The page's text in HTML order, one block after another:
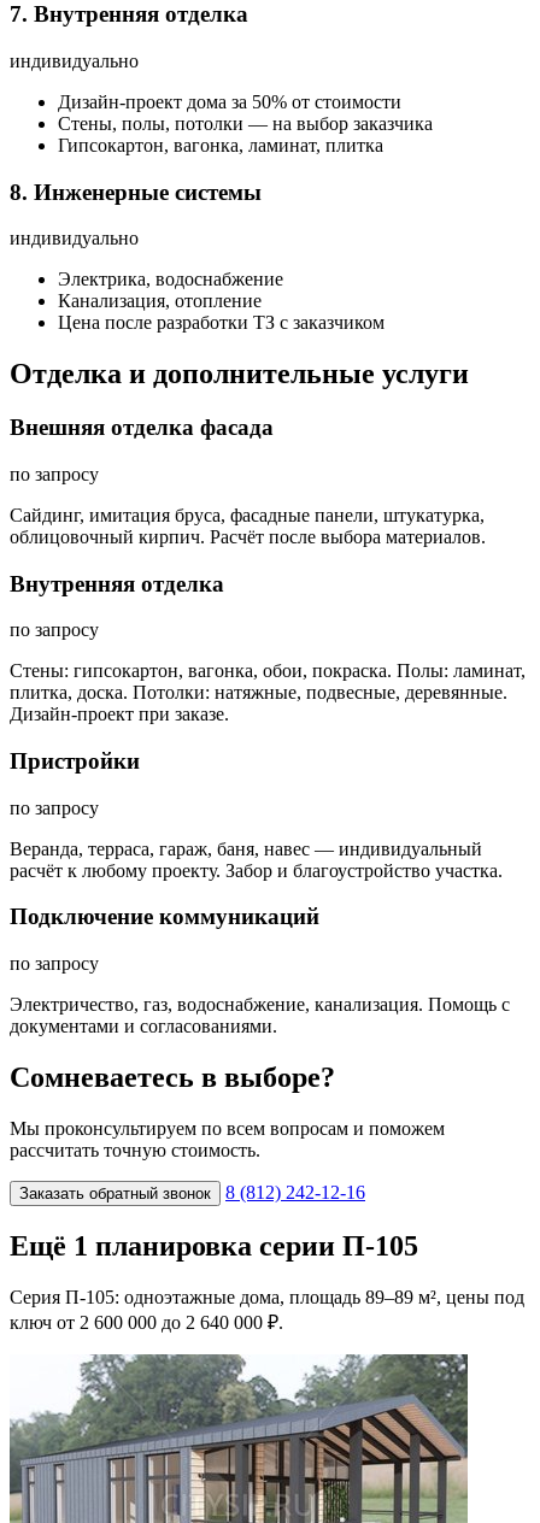
7. Внутренняя отделка
индивидуально
Дизайн-проект дома за 50% от стоимости
Стены, полы, потолки — на выбор заказчика
Гипсокартон, вагонка, ламинат, плитка
8. Инженерные системы
индивидуально
Электрика, водоснабжение
Канализация, отопление
Цена после разработки ТЗ с заказчиком
Отделка и дополнительные услуги
Внешняя отделка фасада
по запросу
Сайдинг, имитация бруса, фасадные панели, штукатурка,
облицовочный кирпич. Расчёт после выбора материалов.
Внутренняя отделка
по запросу
Стены: гипсокартон, вагонка, обои, покраска. Полы: ламинат,
плитка, доска. Потолки: натяжные, подвесные, деревянные.
Дизайн-проект при заказе.
Пристройки
по запросу
Веранда, терраса, гараж, баня, навес — индивидуальный
расчёт к любому проекту. Забор и благоустройство участка.
Подключение коммуникаций
по запросу
Электричество, газ, водоснабжение, канализация. Помощь с
документами и согласованиями.
Сомневаетесь в выборе?
Мы проконсультируем по всем вопросам и поможем
рассчитать точную стоимость.
Заказать обратный звонок 8 (812) 242-12-16
Ещё 1 планировка серии П-105
Серия П-105: одноэтажные дома, площадь 89–89 м², цены под
ключ от 2 600 000 до 2 640 000 ₽.